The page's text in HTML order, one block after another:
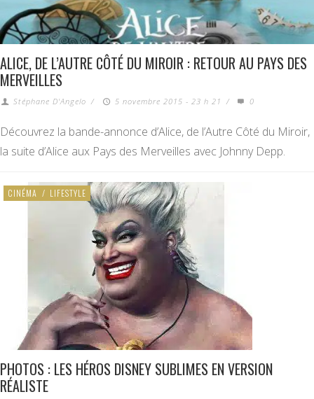
ALICE, DE L’AUTRE CÔTÉ DU MIROIR : RETOUR AU PAYS DES
MERVEILLES
Stéphane D'Angelo / 5 novembre 2015 - 23 h 21 / 0
Découvrez la bande-annonce d’Alice, de l’Autre Côté du Miroir,
la suite d’Alice aux Pays des Merveilles avec Johnny Depp.
CINÉMA / LIFESTYLE
PHOTOS : LES HÉROS DISNEY SUBLIMES EN VERSION
RÉALISTE